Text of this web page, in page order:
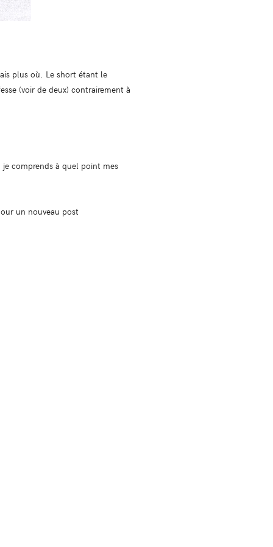
plus où. Le short étant le
(voir de deux) contrairement à
comprends à quel point mes
un nouveau post